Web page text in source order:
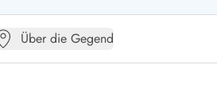
Über die Gegend